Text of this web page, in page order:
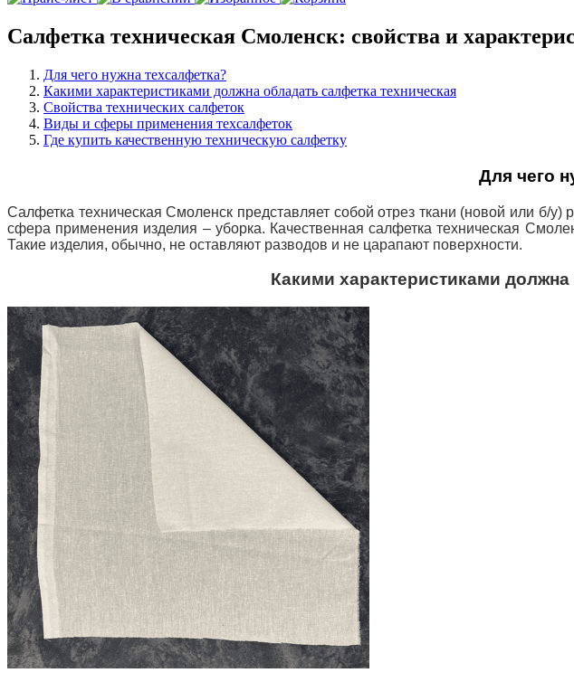
Салфетка техническая Смоленск: свойства и
Для чего нужна техсалфетка?
Какими характеристиками должна обладать салфетка техническая
Свойства технических салфеток
Виды и сферы применения техсалфеток
Где купить качественную техническую салфетку
Для чего
Салфетка техническая Смоленск представляет собой отрез ткани (новой или б/
сфера применения изделия – уборка. Качественная салфетка техническая
Такие изделия, обычно, не оставляют разводов и не царапают поверхности.
Какими характеристиками